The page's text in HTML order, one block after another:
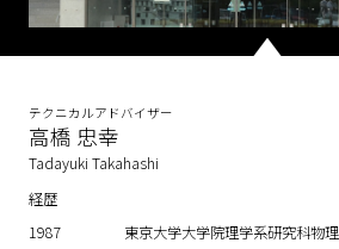
テクニカルアドバイザー
高橋 忠幸
Tadayuki Takahashi
経歴
1987
東京大学大学院理学系研究科物